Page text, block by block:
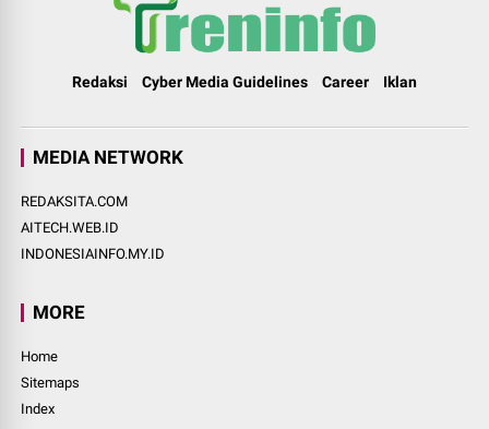
Redaksi Cyber Media Guidelines Career Iklan
MEDIA NETWORK
REDAKSITA.COM
AITECH.WEB.ID
INDONESIAINFO.MY.ID
MORE
Home
Sitemaps
Index